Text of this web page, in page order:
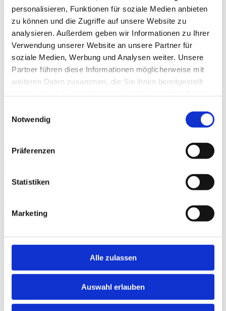
personalisieren, Funktionen für soziale Medien anbieten
zu können und die Zugriffe auf unsere Website zu
analysieren. Außerdem geben wir Informationen zu Ihrer
Verwendung unserer Website an unsere Partner für
soziale Medien, Werbung und Analysen weiter. Unsere
Partner führen diese Informationen möglicherweise mit
weiteren Daten zusammen, die Sie ihnen bereitgestellt
Notwendig
Präferenzen
Statistiken
Marketing
Alle zulassen
Auswahl erlauben
Magnotherm
Die nächste Stufe der Kühltechnik.
Alle HIGHEST Start-ups ansehen.
INNODAY26 – Save-the-date!
Founderspirit und Innovationsgeist auf Wirtschaft, Wissenschaft und
Politik. Über 100 Aussteller, inspirierende Keynotes und der Start-
und inspiriert werden.
INNODAY26
TU-Ideenwettbewerb 2026
Ideenwettbewerbs. Zahlreiche Teams, Forschende und Studierende
haben gezeigt, wie viel Innovationskraft in der TU Darmstadt steckt.
Bis zum Finale bewertet die Jury die eingereichten Konzepte und